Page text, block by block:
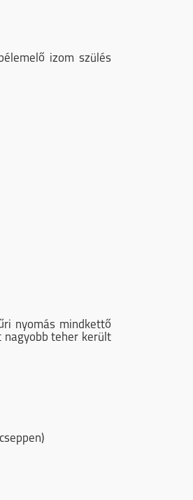
izom szülés
nyomás mindkettő
nagyobb teher került